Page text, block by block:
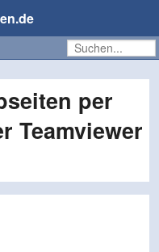
per
Teamviewer